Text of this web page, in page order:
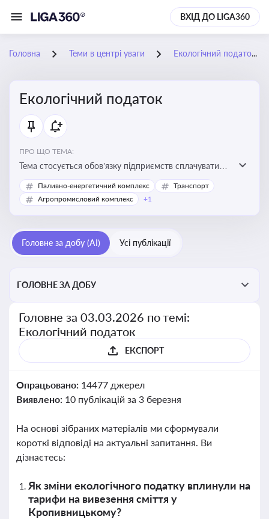
ВХІД ДО LIGA360
Головна Теми в центрі уваги Екологічний податок
Екологічний податок
ПРО ЩО ТЕМА:
Тема стосується обов’язку підприємств сплачувати
екологічний податок за забруднення довкілля. Вона
важлива для екологічного контролю бізнесу,
Паливно-енергетичний комплекс
Транспорт
Агропромисловий комплекс
+1
Головне за добу (AI) Усі публікації
ГОЛОВНЕ ЗА ДОБУ
Головне за 03.03.2026 по темі:
Екологічний податок
ЕКСПОРТ
Опрацьовано: 14477 джерел
Виявлено: 10 публікацій за 3 березня
На основі зібраних матеріалів ми сформували
короткі відповіді на актуальні запитання. Ви
дізнаєтесь:
Як зміни екологічного податку вплинули на
тарифи на вивезення сміття у
Кропивницькому?